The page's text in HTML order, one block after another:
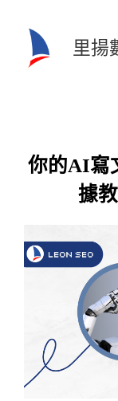
里揚
你的AI寫
據